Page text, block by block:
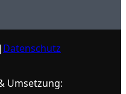
| Datenschutz
Umsetzung: